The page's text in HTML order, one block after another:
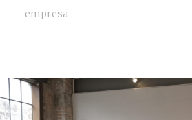
empresa